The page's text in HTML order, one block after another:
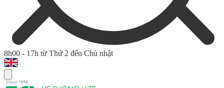
8h00 - 17h từ Thứ 2 đến Chủ nhật